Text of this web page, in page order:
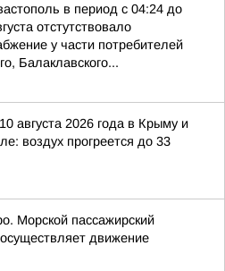
в период с 04:24 до
отстутствовало
у части потребителей
Балаклавского...
августа 2026 года в Крыму и
воздух прогреется до 33
Морской пассажирский
движение